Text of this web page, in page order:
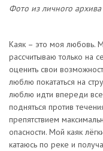
Фото из личного архива
Каяк – это моя любовь.
рассчитываю только на
оценить свои
люблю покататься на
люблю идти впереди
подняться против
препятствием
опасности. Мой каяк
катаюсь по реке и